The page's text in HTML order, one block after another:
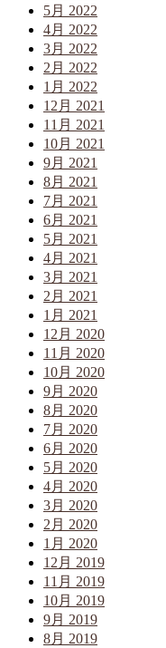
5月 2022
4月 2022
3月 2022
2月 2022
1月 2022
12月 2021
11月 2021
10月 2021
9月 2021
8月 2021
7月 2021
6月 2021
5月 2021
4月 2021
3月 2021
2月 2021
1月 2021
12月 2020
11月 2020
10月 2020
9月 2020
8月 2020
7月 2020
6月 2020
5月 2020
4月 2020
3月 2020
2月 2020
1月 2020
12月 2019
11月 2019
10月 2019
9月 2019
8月 2019